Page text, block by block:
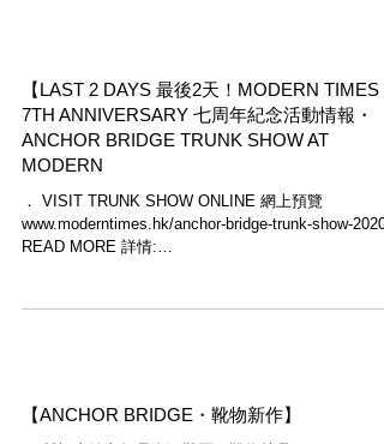
【LAST 2 DAYS 最後2天！MODERN TIMES
7TH ANNIVERSARY 七周年紀念活動情報・
ANCHOR BRIDGE TRUNK SHOW AT
MODERN
． VISIT TRUNK SHOW ONLINE 網上預覽
www.moderntimes.hk/anchor-bridge-trunk-show-2020
READ MORE 詳情:
【ANCHOR BRIDGE・靴物新作】